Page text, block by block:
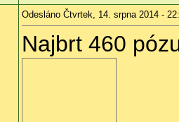
Odesláno Čtvrtek, 14. srpna 2014 -
Najbrt 460